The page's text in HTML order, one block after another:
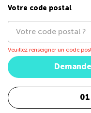
Votre code postal
Veuillez renseigner un code